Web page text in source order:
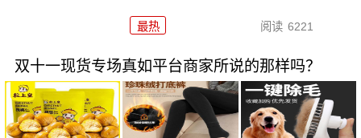
最热 阅读 6221
双十一现货专场真如平台商家所说的那样吗？